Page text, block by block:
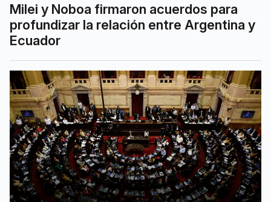
Milei y Noboa firmaron acuerdos para
profundizar la relación entre Argentina y
Ecuador